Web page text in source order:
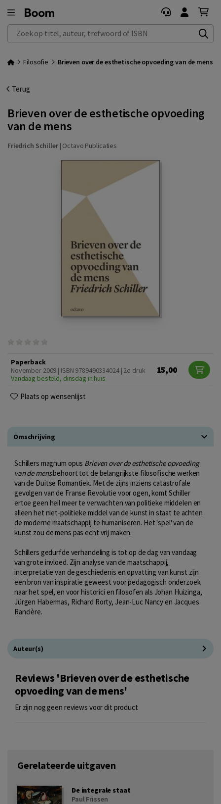
Zoek op titel, auteur, trefwoord of ISBN
Filosofie Brieven over de esthetische opvoeding van de mens
Terug
Brieven over de esthetische opvoeding
van de mens
Friedrich Schiller| Octavo Publicaties
Paperback
November 2009 | ISBN 9789490334024 | 2e druk
Vandaag besteld, dinsdag in huis
15,00
Plaats op wensenlijst
Omschrijving
Schillers magnum opus Brieven over de esthetische opvoeding
van de mensbehoort tot de belangrijkste filosofische werken
van de Duitse Romantiek. Met de zijns inziens catastrofale
gevolgen van de Franse Revolutie voor ogen, komt Schiller
ertoe geen heil meer te verwachten van politieke middelen en
alleen het niet-politieke middel van de kunst in staat te achten
de moderne maatschappij te humaniseren. Het 'spel' van de
kunst zou de mens pas echt vrij maken.
Schillers gedurfde verhandeling is tot op de dag van vandaag
van grote invloed. Zijn analyse van de maatschappij,
interpretatie van de geschiedenis en opvatting van kunst zijn
een bron van inspiratie geweest voor pedagogisch onderzoek
naar het spel, en voor historici en filosofen als Johan Huizinga,
Jürgen Habermas, Richard Rorty, Jean-Luc Nancy en Jacques
Rancière.
Auteur(s)
Reviews 'Brieven over de esthetische
opvoeding van de mens'
Er zijn nog geen reviews voor dit product
Gerelateerde uitgaven
De integrale staat
Paul Frissen